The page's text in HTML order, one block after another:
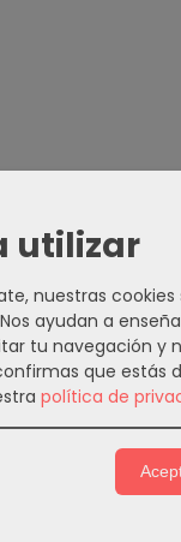
utilizar
nuestras cookies
ayudan a
tu navegación y
que estás
política de